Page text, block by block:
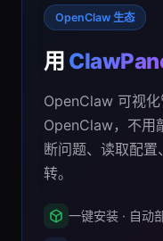
OpenClaw 生态
用
OpenClaw 可视
OpenClaw，不用
断问题、读取配
转。
一键安装 · 自动